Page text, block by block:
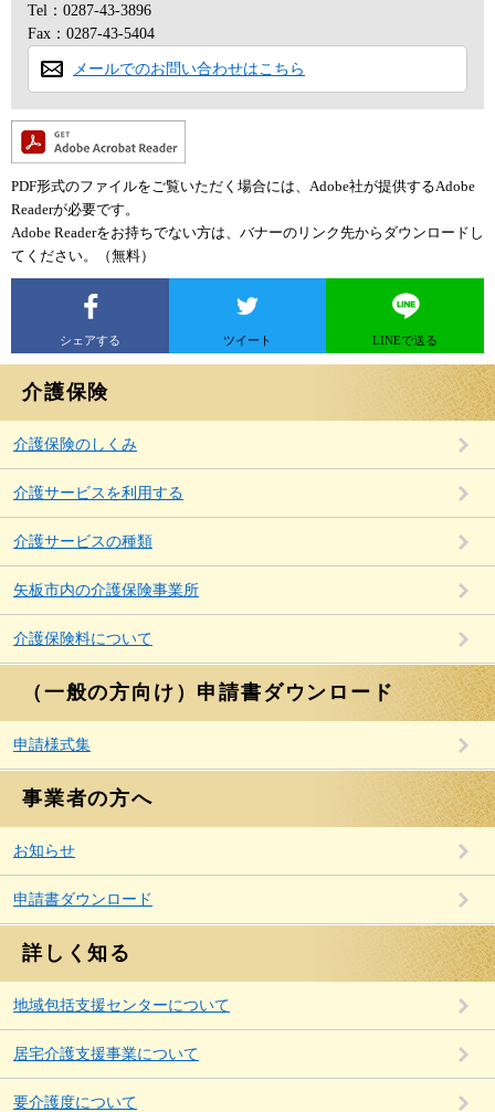
Tel：0287-43-3896
Fax：0287-43-5404
メールでのお問い合わせはこちら
PDF形式のファイルをご覧いただく場合には、Adobe社が提供するAdobe
Readerが必要です。
Adobe Readerをお持ちでない方は、バナーのリンク先からダウンロードし
てください。（無料）
シェアする ツイート LINEで送る
介護保険
介護保険のしくみ
介護サービスを利用する
介護サービスの種類
矢板市内の介護保険事業所
介護保険料について
（一般の方向け）申請書ダウンロード
申請様式集
事業者の方へ
お知らせ
申請書ダウンロード
詳しく知る
地域包括支援センターについて
居宅介護支援事業について
要介護度について